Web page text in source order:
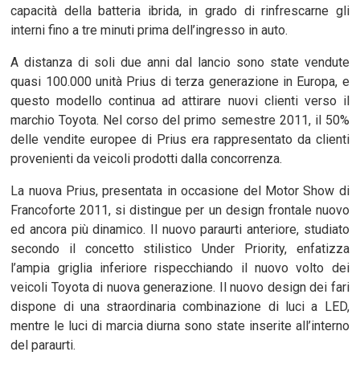
capacità della batteria ibrida, in grado di rinfrescarne gli
interni fino a tre minuti prima dell’ingresso in auto.
A distanza di soli due anni dal lancio sono state vendute
quasi 100.000 unità Prius di terza generazione in Europa, e
questo modello continua ad attirare nuovi clienti verso il
marchio Toyota. Nel corso del primo semestre 2011, il 50%
delle vendite europee di Prius era rappresentato da clienti
provenienti da veicoli prodotti dalla concorrenza.
La nuova Prius, presentata in occasione del Motor Show di
Francoforte 2011, si distingue per un design frontale nuovo
ed ancora più dinamico. Il nuovo paraurti anteriore, studiato
secondo il concetto stilistico Under Priority, enfatizza
l’ampia griglia inferiore rispecchiando il nuovo volto dei
veicoli Toyota di nuova generazione. Il nuovo design dei fari
dispone di una straordinaria combinazione di luci a LED,
mentre le luci di marcia diurna sono state inserite all’interno
del paraurti.